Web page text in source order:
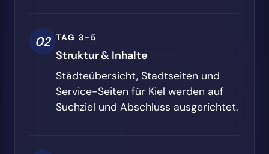
02 TAG 3-5
Struktur & Inhalte
Städteübersicht, Stadtseiten und
Service-Seiten für Kiel werden auf
Suchziel und Abschluss ausgerichtet.